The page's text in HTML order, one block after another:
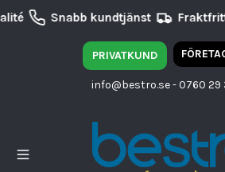
Snabb kundtjänst
PRIVATKUND
info@bestro.se- 0760 29